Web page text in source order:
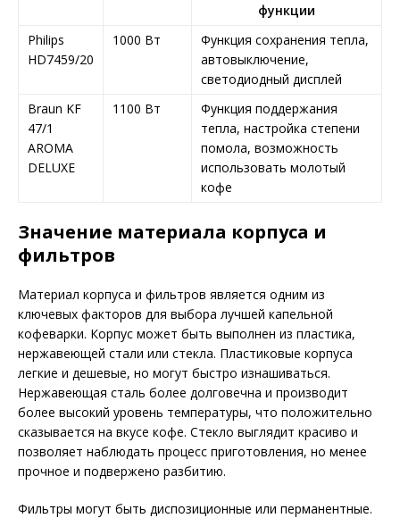
функции
Philips
HD7459/20
1000 Вт
Функция сохранения тепла,
автовыключение,
светодиодный дисплей
Braun KF
47/1
AROMA
DELUXE
1100 Вт
Функция поддержания
тепла, настройка степени
помола, возможность
использовать молотый
кофе
Значение материала корпуса и
фильтров
Материал корпуса и фильтров является одним из
ключевых факторов для выбора лучшей капельной
кофеварки. Корпус может быть выполнен из пластика,
нержавеющей стали или стекла. Пластиковые корпуса
легкие и дешевые, но могут быстро изнашиваться.
Нержавеющая сталь более долговечна и производит
более высокий уровень температуры, что положительно
сказывается на вкусе кофе. Стекло выглядит красиво и
позволяет наблюдать процесс приготовления, но менее
прочное и подвержено разбитию.
Фильтры могут быть диспозиционные или перманентные.